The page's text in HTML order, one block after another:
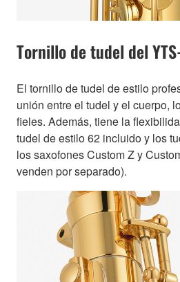
Tornillo de tudel del
El tornillo de tudel de estilo
unión entre el tudel y el cuerpo,
fieles. Además, tiene la
tudel de estilo 62 incluido y los
los saxofones Custom Z y
venden por separado).